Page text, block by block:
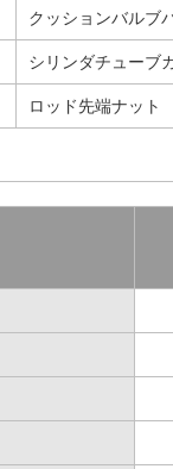
クッションバルブ
シリンダチューブ
ロッド先端ナット